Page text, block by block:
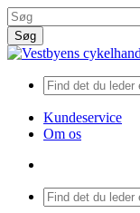
Skip
to
main
content
Søg
Close
Kundeservice
Om os
Menu